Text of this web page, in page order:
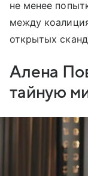
не менее
между
открытых
Алена
тайную